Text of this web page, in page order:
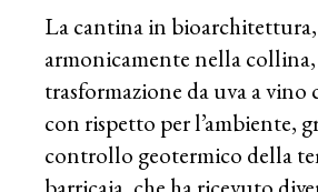
La cantina in
armonicamente nella
trasformazione da uva a vino
con rispetto per l’ambiente,
controllo geotermico della